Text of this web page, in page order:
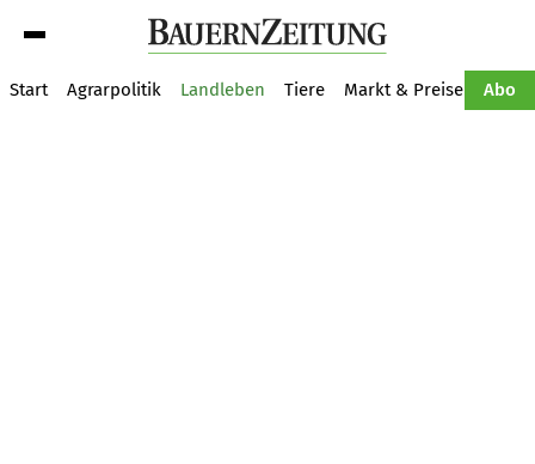
Start Agrarpolitik Landleben Tiere Markt & Preise Abo